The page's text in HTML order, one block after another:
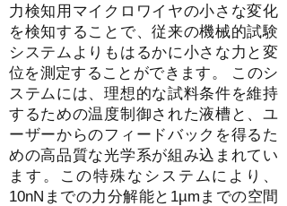
力検知用マイクロワイヤの小さな変化
を検知することで、従来の機械的試験
システムよりもはるかに小さな力と変
位を測定することができます。 このシ
ステムには、理想的な試料条件を維持
するための温度制御された液槽と、ユ
ーザーからのフィードバックを得るた
めの高品質な光学系が組み込まれてい
ます。この特殊なシステムにより、
10nNまでの力分解能と1µmまでの空間